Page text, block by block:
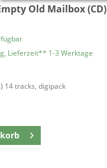
Old Mailbox (CD)
Lieferzeit** 1-3 Werktage
14 tracks, digipack